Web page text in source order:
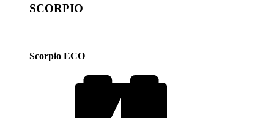
SCORPIO
Scorpio ECO